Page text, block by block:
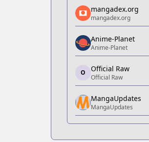
mangadex.org
mangadex.org
https://
Anime-Planet
Anime-Planet
https://
Official Raw
Official Raw
https://
MangaUpdates
MangaUpdates
mangadex.org
mangadex.org
Anime-Planet
Anime-Planet
O Official Raw
Official Raw
MangaUpdates
MangaUpdates